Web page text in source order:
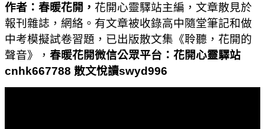
作者：春暖花開， 花開心靈驛站主編，文章散見於
報刊雜誌，網絡。有文章被收錄高中隨堂筆記和做
中考模擬試卷習題，已出版散文集《聆聽，花開的
聲音》， 春暖花開微信公眾平台：花開心靈驛站
cnhk667788 散文悅讀swyd996